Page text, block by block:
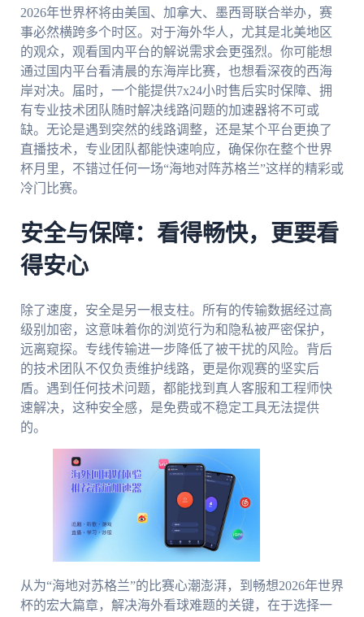
2026年世界杯将由美国、加拿大、墨西哥联合举办，赛
事必然横跨多个时区。对于海外华人，尤其是北美地区
的观众，观看国内平台的解说需求会更强烈。你可能想
通过国内平台看清晨的东海岸比赛，也想看深夜的西海
岸对决。届时，一个能提供7x24小时售后实时保障、拥
有专业技术团队随时解决线路问题的加速器将不可或
缺。无论是遇到突然的线路调整，还是某个平台更换了
直播技术，专业团队都能快速响应，确保你在整个世界
杯月里，不错过任何一场“海地对阵苏格兰”这样的精彩或
冷门比赛。
安全与保障：看得畅快，更要看
得安心
除了速度，安全是另一根支柱。所有的传输数据经过高
级别加密，这意味着你的浏览行为和隐私被严密保护，
远离窥探。专线传输进一步降低了被干扰的风险。背后
的技术团队不仅负责维护线路，更是你观赛的坚实后
盾。遇到任何技术问题，都能找到真人客服和工程师快
速解决，这种安全感，是免费或不稳定工具无法提供
的。
从为“海地对苏格兰”的比赛心潮澎湃，到畅想2026年世界
杯的宏大篇章，解决海外看球难题的关键，在于选择一